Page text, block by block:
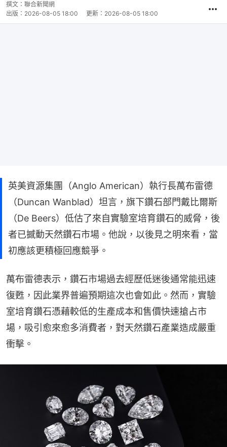
撰文： 聯合新聞網
出版： 2026-08-05 18:00 更新： 2026-08-05 18:00
英美資源集團（Anglo American）執行長萬布雷德
（Duncan Wanblad）坦言，旗下鑽石部門戴比爾斯
（De Beers）低估了來自實驗室培育鑽石的威脅，後
者已撼動天然鑽石市場。他說，以後見之明來看，當
初應該更積極回應競爭。
萬布雷德表示，鑽石市場過去經歷低迷後通常能迅速
復甦，因此業界普遍預期這次也會如此。然而，實驗
室培育鑽石憑藉較低的生產成本和售價快速搶占市
場，吸引愈來愈多消費者，對天然鑽石產業造成嚴重
衝擊。